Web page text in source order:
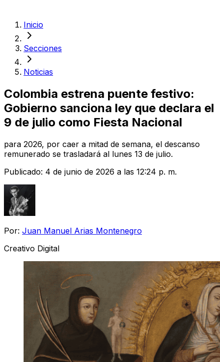
Inicio
Secciones
Noticias
Colombia estrena puente festivo:
Gobierno sanciona ley que declara el
9 de julio como Fiesta Nacional
para 2026, por caer a mitad de semana, el descanso
remunerado se trasladará al lunes 13 de julio.
Publicado: 4 de junio de 2026 a las 12:24 p. m.
Por: Juan Manuel Arias Montenegro
Creativo Digital